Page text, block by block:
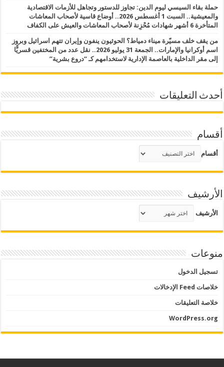
حملة بقاء السيسي ليوم الدين: تجاوز للدستور وتجاهل للأزمات الاقتصادية
والمعيشية.. السبت 1 أغسطس 2026.. أوضاع قاسية لأصحاب المعاشات
المتأخرة 6 أشهر شهادات مُحْزِنة لأصحاب المعاشات والعيش على الكفاف
من يقف خلف مسيّرة ميناء دمياط؟ الحوثيون ينفون وإيران تتهم اسرائيل وبروز
اسم أوكرانيا والإمارات.. الجمعة 31 يوليو 2026.. نقل عدد من المختفين قسريًّا
إلى مقر الداخلية بالعاصمة الإدارية لاستخدامهم كـ “دروع بشرية”
أحدث التعليقات
أقسام
أقسام
الأرشيف
الأرشيف
منوعات
تسجيل الدخول
خلاصات Feed الإدخالات
خلاصة التعليقات
WordPress.org